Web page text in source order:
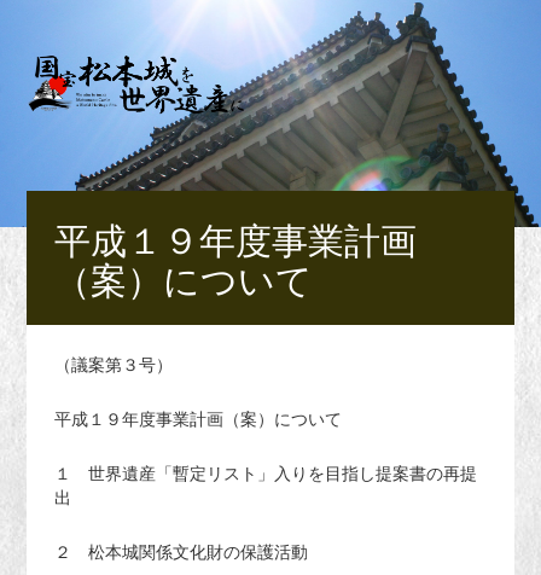
平成１９年度事業計画
（案）について
（議案第３号）
平成１９年度事業計画（案）について
１ 世界遺産「暫定リスト」入りを目指し提案書の再提
出
２ 松本城関係文化財の保護活動